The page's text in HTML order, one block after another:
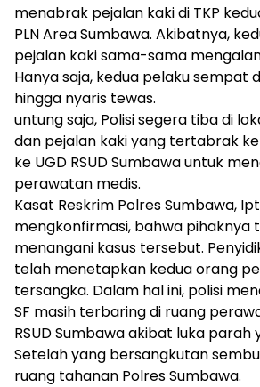
menabrak pejalan kaki di TKP
PLN Area Sumbawa. Akibatnya,
pejalan kaki sama-sama
Hanya saja, kedua pelaku sempat
hingga nyaris tewas.
untung saja, Polisi segera tiba di
dan pejalan kaki yang tertabrak
ke UGD RSUD Sumbawa untuk
perawatan medis.
Kasat Reskrim Polres Sumbawa,
mengkonfirmasi, bahwa pihaknya
menangani kasus tersebut.
telah menetapkan kedua orang
tersangka. Dalam hal ini, polisi
SF masih terbaring di ruang
RSUD Sumbawa akibat luka parah
Setelah yang bersangkutan
ruang tahanan Polres Sumbawa.